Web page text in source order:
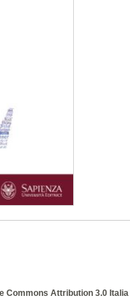
Commons Attribution 3.0 Italia